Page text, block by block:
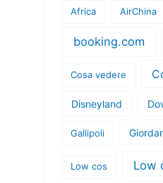
Africa AirChina
booking.com
Cosa vedere
Disneyland
Gallipoli
Low cos Low